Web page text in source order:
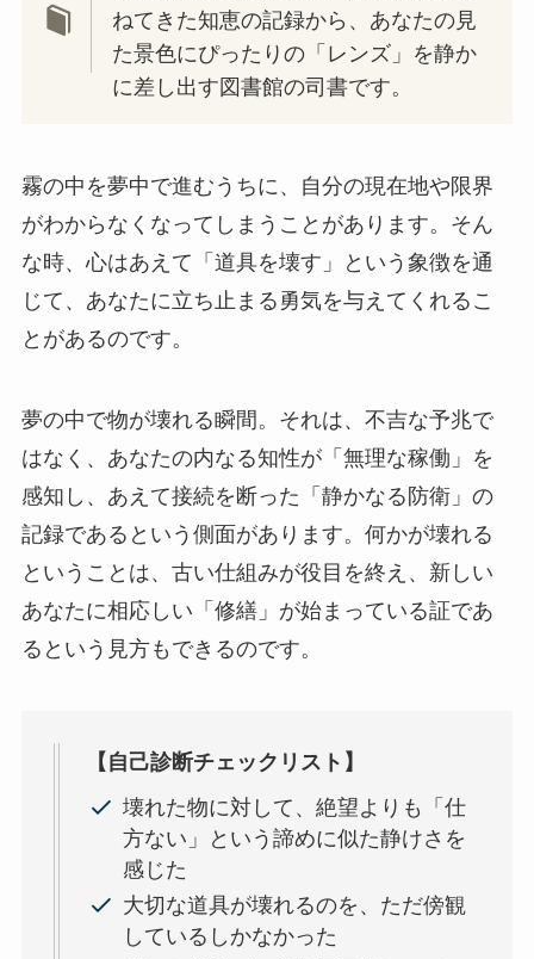
ねてきた知恵の記録から、あなたの見
た景色にぴったりの「レンズ」を静か
に差し出す図書館の司書です。
霧の中を夢中で進むうちに、自分の現在地や限界
がわからなくなってしまうことがあります。そん
な時、心はあえて「道具を壊す」という象徴を通
じて、あなたに立ち止まる勇気を与えてくれるこ
とがあるのです。
夢の中で物が壊れる瞬間。それは、不吉な予兆で
はなく、あなたの内なる知性が「無理な稼働」を
感知し、あえて接続を断った「静かなる防衛」の
記録であるという側面があります。何かが壊れる
ということは、古い仕組みが役目を終え、新しい
あなたに相応しい「修繕」が始まっている証であ
るという見方もできるのです。
【自己診断チェックリスト】
壊れた物に対して、絶望よりも「仕
方ない」という諦めに似た静けさを
感じた
大切な道具が壊れるのを、ただ傍観
しているしかなかった